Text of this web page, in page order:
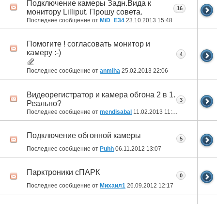
Подключение камеры Задн.Вида к
монитору Lilliput. Прошу совета.
Последнее сообщение от MiD_E34 23.10.2013 15:48
16
Помогите ! согласовать монитор и
камеру :-)
Последнее сообщение от anmiha 25.02.2013 22:06
4
Видеорегистратор и камера обгона 2 в 1.
Реально?
Последнее сообщение от mendisabal 11.02.2013 11:36
3
Подключение обгонной камеры
Последнее сообщение от Puhh 06.11.2012 13:07
5
Парктроники сПАРК
Последнее сообщение от Михаил1 26.09.2012 12:17
0